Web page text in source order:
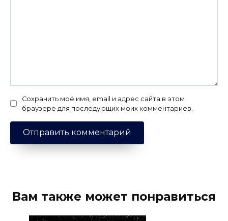
Сохранить моё имя, email и адрес сайта в этом
браузере для последующих моих комментариев.
Вам также может понравиться